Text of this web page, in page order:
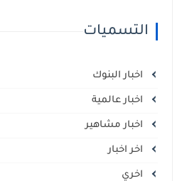
التسميات
اخبار البنوك
اخبار عالمية
اخبار مشاهير
اخر اخبار
اخري